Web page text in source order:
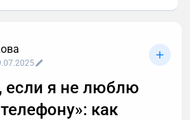
если я не люблю
как